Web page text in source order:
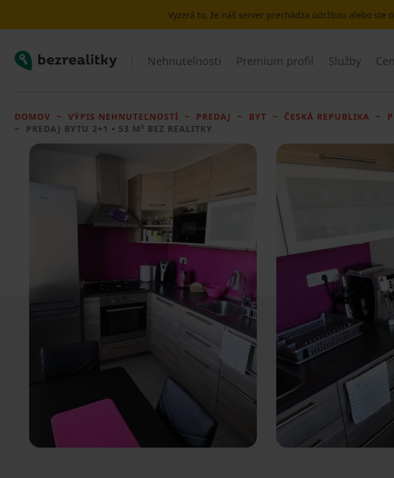
Vyzerá to, že náš server prechádza údržbou alebo
Bezrealitky Nehnuteľnosti Premium profil Služby
DOMOV VÝPIS NEHNUTEĽNOSTÍ PREDAJ BYT ČESKÁ REPUBLIKA
PREDAJ BYTU 2+1 • 53 M² BEZ REALITKY